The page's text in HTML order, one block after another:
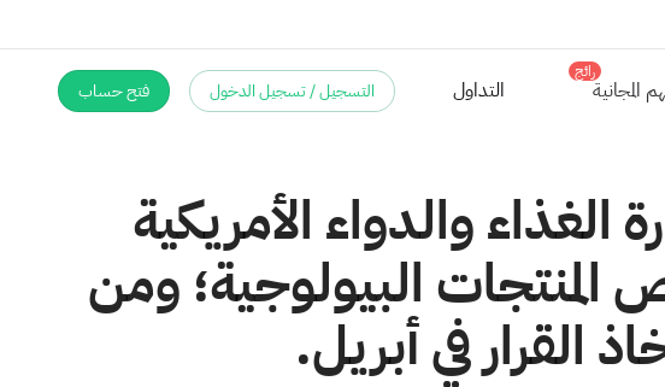
المجانية
رائج
التداول التسجيل / تسجيل الدخول فتح حساب
والدواء الأمريكية
المنتجات البيولوجية؛ ومن
القرار في أبريل.